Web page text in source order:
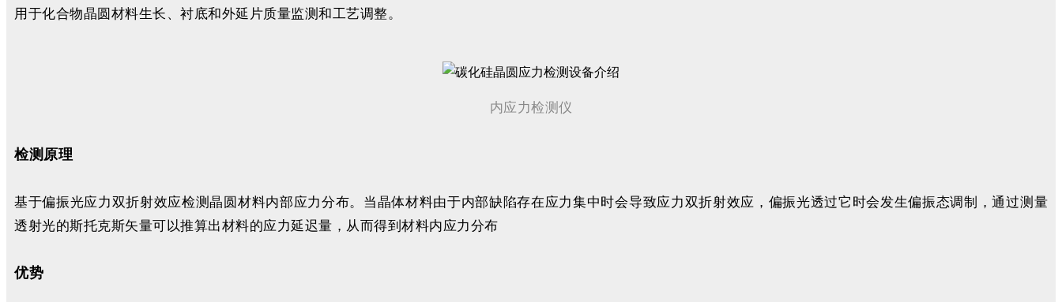
用于化合物晶圆材料生长、衬底和外延片质量监测和工艺调整。
内应力检测仪
检测原理
基于偏振光应力双折射效应检测晶圆材料内部应力分布。当晶体材料由于内部缺陷存在应力集中时会导致应力双折射效应，偏振光透过它时会发生偏振态调制，通过测量
透射光的斯托克斯矢量可以推算出材料的应力延迟量，从而得到材料内应力分布
优势